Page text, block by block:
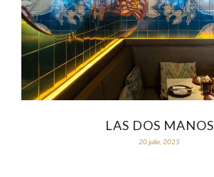
LAS DOS MANOS
20 julio, 2025